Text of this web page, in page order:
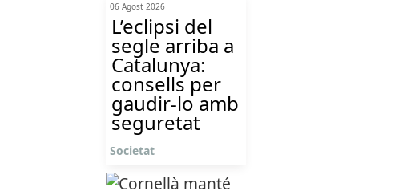
06 Agost 2026
L’eclipsi del
segle arriba a
Catalunya:
consells per
gaudir-lo amb
seguretat
Societat